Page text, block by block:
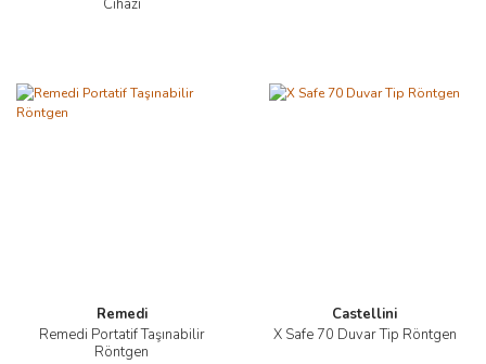
Cihazı
Remedi
Remedi Portatif Taşınabilir
Röntgen
Castellini
X Safe 70 Duvar Tip Röntgen